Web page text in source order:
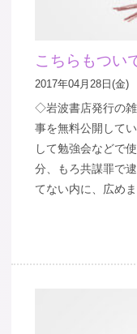
こちらもつい
2017年04月28日(金)
◇岩波書店発行の
事を無料公開して
して勉強会などで
分、もろ共謀罪で
てない内に、広め